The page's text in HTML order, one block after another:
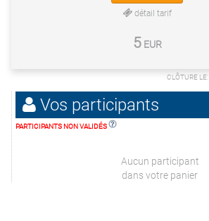
détail tarif
5 EUR
CLÔTURE LE:
Vos participants
PARTICIPANTS NON VALIDÉS
Aucun participant
dans votre panier